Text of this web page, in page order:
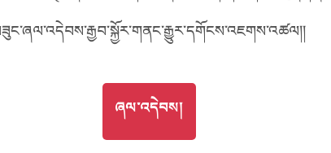
GO TOཞལ་འདེབས།
ཞལ་འདེབས།